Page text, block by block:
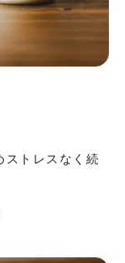
ストレスなく続